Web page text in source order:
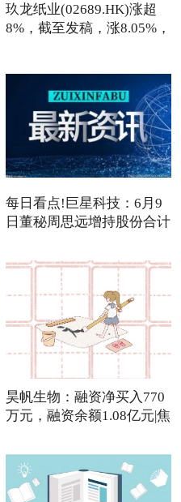
玖龙纸业(02689.HK)涨超
8%，截至发稿，涨8.05%，
每日看点!巨星科技：6月9
日董秘周思远增持股份合计
昊帆生物：融资净买入770
万元，融资余额1.08亿元|焦